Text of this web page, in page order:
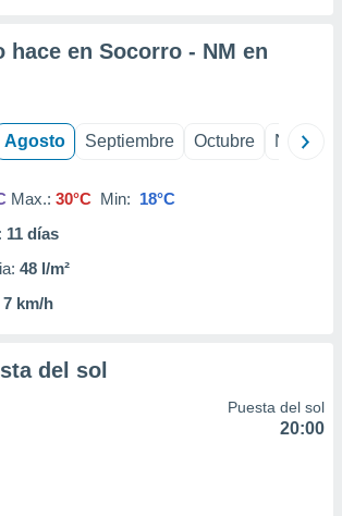
hace en Socorro - NM en
Agosto Septiembre Octubre
Max.: 30°C Min: 18°C
11 días
48 l/m²
7 km/h
del sol
Puesta del sol
20:00